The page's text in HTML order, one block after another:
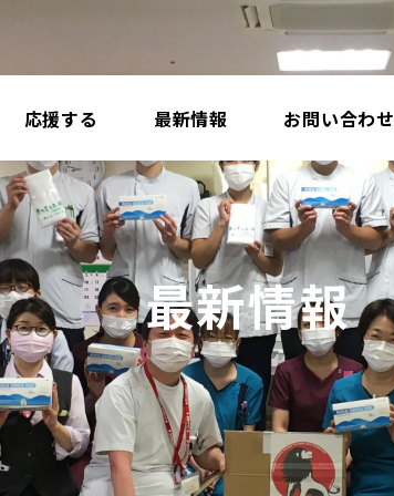
応援する 最新情報 お問い合わせ
最新情報